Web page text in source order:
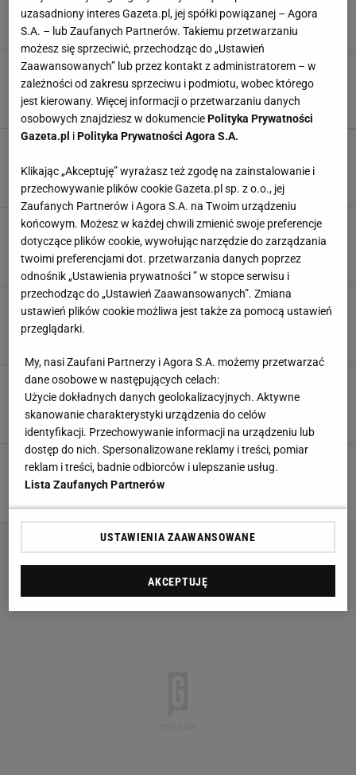
Francja - Maroko
Aleksander Bernard,9 LIPCA 2026, 11:11
Urban nagle ruszył na dziennikarzy.
"Zlinczowalibyście go"
Agnieszka Piskorz,2 CZERWCA 2026, 17:31
Dziennikarz skazany na siedem lat więzienia.
Aleksander Bernard,31 MARCA 2026, 05:15
Reprezentant Polski nie wytrzymał po tym, co
napisali. "Jesteście żałośni"
Hubert Rybkowski,9 MARCA 2026, 12:04
Sceny przed meczem Lecha. Niebywałe, co
spotkało polskich dziennikarzy
Wielka zmiana w zachowaniu Igi Świątek. "Już
nie udaje"
Norbert Amlicki,23 WRZEŚNIA 2025, 10:26
"Czasami mam wrażenie, że Iga napina się na
polskich dziennikarzy"
uzasadniony interes Gazeta.pl, jej spółki powiązanej – Agora
S.A. – lub Zaufanych Partnerów. Takiemu przetwarzaniu
możesz się sprzeciwić, przechodząc do „Ustawień
Zaawansowanych” lub przez kontakt z administratorem – w
zależności od zakresu sprzeciwu i podmiotu, wobec którego
jest kierowany. Więcej informacji o przetwarzaniu danych
osobowych znajdziesz w dokumenciePolityka Prywatności
Gazeta.pl iPolityka Prywatności Agora S.A.
Klikając „Akceptuję” wyrażasz też zgodę na zainstalowanie i
przechowywanie plików cookie Gazeta.pl sp. z o.o., jej
Zaufanych Partnerów i Agora S.A. na Twoim urządzeniu
końcowym. Możesz w każdej chwili zmienić swoje preferencje
dotyczące plików cookie, wywołując narzędzie do zarządzania
twoimi preferencjami dot. przetwarzania danych poprzez
odnośnik „Ustawienia prywatności ” w stopce serwisu i
przechodząc do „Ustawień Zaawansowanych”. Zmiana
ustawień plików cookie możliwa jest także za pomocą ustawień
przeglądarki.
My, nasi Zaufani Partnerzy i Agora S.A. możemy przetwarzać
dane osobowe w następujących celach:
Użycie dokładnych danych geolokalizacyjnych. Aktywne
skanowanie charakterystyki urządzenia do celów
identyfikacji. Przechowywanie informacji na urządzeniu lub
dostęp do nich. Spersonalizowane reklamy i treści, pomiar
reklam i treści, badnie odbiorców i ulepszanie usług.
Lista Zaufanych Partnerów
USTAWIENIA ZAAWANSOWANE
AKCEPTUJĘ